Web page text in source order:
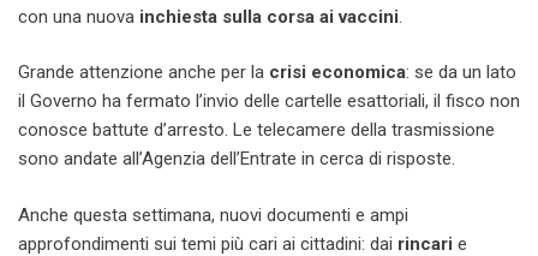
con una nuova inchiesta sulla corsa ai vaccini.
Grande attenzione anche per la crisi economica: se da un lato
il Governo ha fermato l’invio delle cartelle esattoriali, il fisco non
conosce battute d’arresto. Le telecamere della trasmissione
sono andate all’Agenzia dell’Entrate in cerca di risposte.
Anche questa settimana, nuovi documenti e ampi
approfondimenti sui temi più cari ai cittadini: dai rincari e